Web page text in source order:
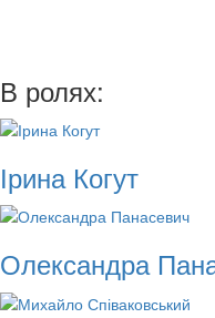
В ролях:
Ірина Когут
Олександра